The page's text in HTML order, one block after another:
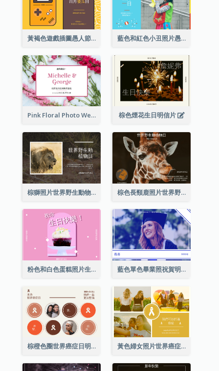
黃褐色遊戲插圖愚人節明信片 藍色和紅色小丑照片愚人節明信片
Pink Floral Photo Wedding Postcard 棕色煙花生日明信片
棕獅照片世界野生動物日明信片 棕色長頸鹿照片世界野生動物日明信片
粉色和白色蛋糕照片生日明信片 藍色單色畢業照祝賀明信片
棕橙色圈世界癌症日明信片 黃色婦女照片世界癌症日明信片